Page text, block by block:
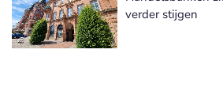
verder stijgen